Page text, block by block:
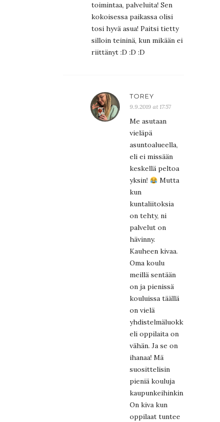
toimintaa, palveluita! Sen
kokoisessa paikassa olisi
tosi hyvä asua! Paitsi tietty
silloin teininä, kun mikään ei
riittänyt :D :D :D
TOREY
9.9.2019 at 17:57
Me asutaan
vieläpä
asuntoalueella,
eli ei missään
keskellä peltoa
yksin!
Mutta
kun
kuntaliitoksia
on tehty, ni
palvelut on
hävinny.
Kauheen kivaa.
Oma koulu
meillä sentään
on ja pienissä
kouluissa täällä
on vielä
yhdistelmäluokkia,
eli oppilaita on
vähän. Ja se on
ihanaa! Mä
suosittelisin
pieniä kouluja
kaupunkeihinkin.
On kiva kun
oppilaat tuntee